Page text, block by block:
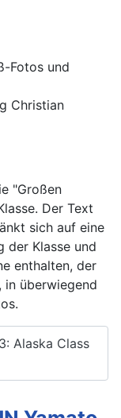
Fotos und
Christian
"Großen
Der Text
sich auf eine
der Klasse und
enthalten, der
überwiegend
Alaska Class